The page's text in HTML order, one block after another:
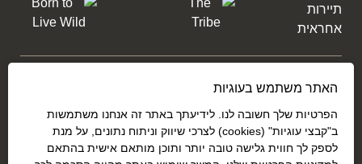
האתר משתמש בעוגיות
הפרטיות שלך חשובה לנו. לידיעתך באתר זה אנחנו משתמשות
ב"קבצי עוגיות" (cookies) לצרכי שיווק וניתוח נתונים, על מנת
לספק לך חווית גלישה טובה יותר ותוכן מותאם אישית בהתאם